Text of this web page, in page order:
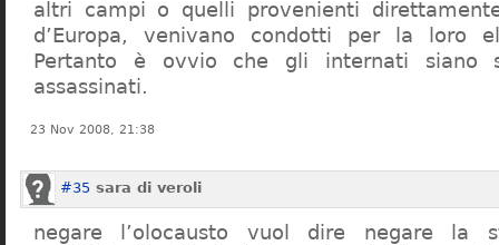
altri campi o quelli provenienti
d’Europa, venivano condotti per la loro
Pertanto è ovvio che gli internati siano
assassinati.
23 Nov 2008, 21:38
#35 sara di veroli
negare l’olocausto vuol dire negare la